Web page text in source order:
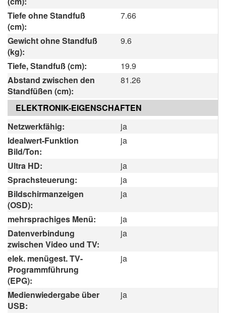
Tiefe ohne Standfuß
(cm):
7.66
Gewicht ohne Standfuß
(kg):
9.6
Tiefe, Standfuß (cm):
19.9
Abstand zwischen den
Standfüßen (cm):
81.26
ELEKTRONIK-EIGENSCHAFTEN
Netzwerkfähig:
ja
Idealwert-Funktion
Bild/Ton:
ja
Ultra HD:
ja
Sprachsteuerung:
ja
Bildschirmanzeigen
(OSD):
ja
mehrsprachiges Menü:
ja
Datenverbindung
zwischen Video und TV:
ja
elek. menügest. TV-
Programmführung
(EPG):
ja
Medienwiedergabe über
USB:
ja